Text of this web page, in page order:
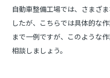
自動車整備工場では、さまざ
したが、こちらでは具体的な
まで一例ですが、このような
相談しましょう。